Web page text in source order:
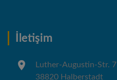
İletişim
Luther-Augustin-Str. 7
38820 Halberstadt